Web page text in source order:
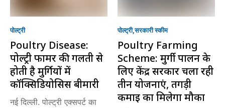
पोल्ट्री
Poultry Disease:
पोल्ट्री फार्मर की गलती से
होती है मुर्गियों में
कॉक्सिडियोसिस बीमारी
नई दिल्ली. पोल्ट्री एक्सपर्ट का
पोल्ट्री सरकारी स्की‍म
Poultry Farming
Scheme: मुर्गी पालन के
लिए केंद्र सरकार चला रही
तीन योजनाएं, तगड़ी
कमाई का मिलेगा मौका